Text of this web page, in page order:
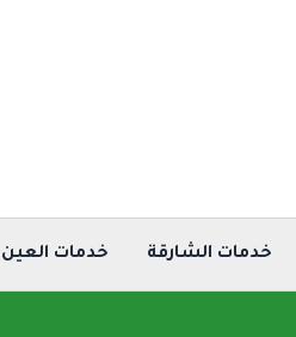
خدمات الشارقة خدمات العين